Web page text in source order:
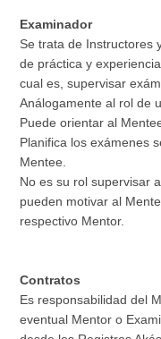
Examinador
Se trata de Instructores
de práctica y
cual es, supervisar
Análogamente al rol de
Puede orientar al
Planifica los exámenes
Mentee.
No es su rol supervisar
pueden motivar al
respectivo Mentor.
Contratos
Es responsabilidad del
eventual Mentor o